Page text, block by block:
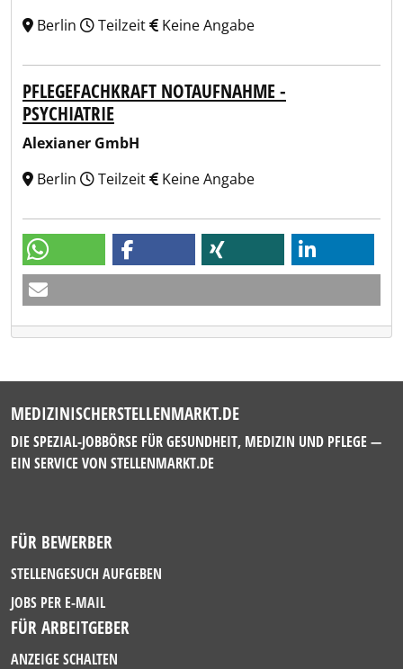
Berlin
Teilzeit Keine Angabe
PFLEGEFACHKRAFT NOTAUFNAHME -
PSYCHIATRIE
Alexianer GmbH
Berlin
Teilzeit Keine Angabe
MEDIZINISCHERSTELLENMARKT.DE
DIE SPEZIAL-JOBBÖRSE FÜR GESUNDHEIT, MEDIZIN UND PFLEGE —
EIN SERVICE VON STELLENMARKT.DE
FÜR BEWERBER
STELLENGESUCH AUFGEBEN
JOBS PER E-MAIL
FÜR ARBEITGEBER
ANZEIGE SCHALTEN